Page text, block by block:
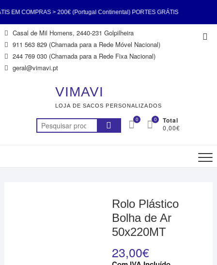
EM COMPRAS > 200€ (Portugal Continental) PORTES GRÁTIS
200€ (Portugal Continental) PORTES GRÁTIS EM COMPRAS >
PORTES GRÁTIS EM COMPRAS > 200€ (Portugal
EM COMPRAS > 200€ (Portugal Continental) PORTES GRÁTIS
200€ (Portugal Continental) PORTES GRÁTIS EM COMPRAS >
Skip
to
content
Casal de Mil Homens, 2440-231 Golpilheira
911 563 829 (Chamada para a Rede Móvel Nacional)
244 769 030 (Chamada para a Rede Fixa Nacional)
geral@vimavi.pt
VIMAVI
LOJA DE SACOS PERSONALIZADOS
Pesquisar
por:
0 Total
0,00€
0
Rolo Plástico
Bolha de Ar
50x220MT
23,00€